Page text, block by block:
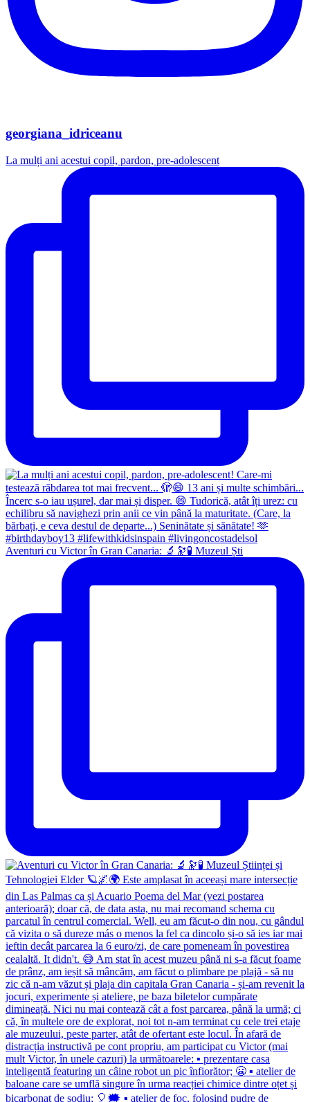
georgiana_idriceanu
La mulți ani acestui copil, pardon, pre-adolescent
Aventuri cu Victor în Gran Canaria: 🔬🔭🧪 Muzeul Ști